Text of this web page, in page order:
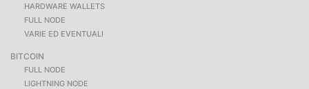
HARDWARE WALLETS
FULL NODE
VARIE ED EVENTUALI
BITCOIN
FULL NODE
LIGHTNING NODE